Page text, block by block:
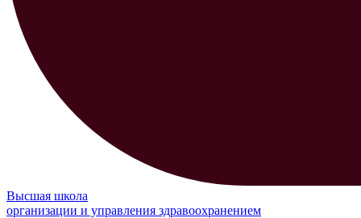
Высшая школа
организации и управления здравоохранением